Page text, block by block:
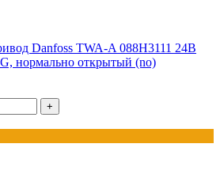
Danfoss TWA-A 088H3111 24В
нормально открытый (no)
+